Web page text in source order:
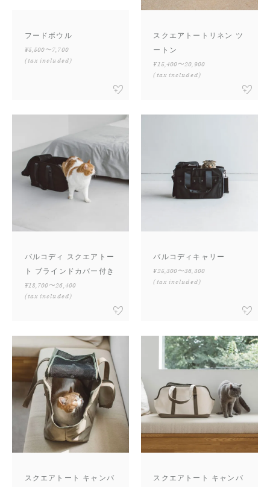
フードボウル
¥5,500〜7,700
(tax included)
スクエアトートリネン ツ
ートン
¥15,400〜20,900
(tax included)
バルコディ スクエアトー
ト ブラインドカバー付き
¥18,700〜26,400
(tax included)
バルコディキャリー
¥25,300〜36,300
(tax included)
スクエアトート キャンバ
スクエアトート キャンバ